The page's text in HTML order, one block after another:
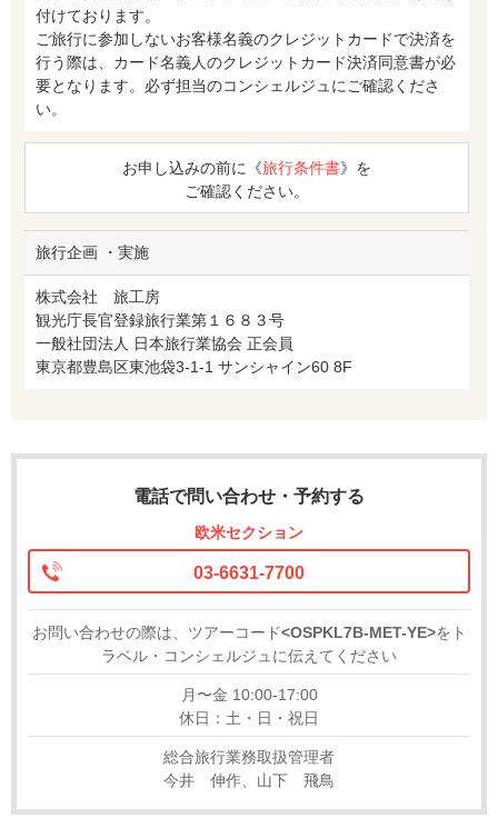
付けております。
ご旅行に参加しないお客様名義のクレジットカードで決済を
行う際は、カード名義人のクレジットカード決済同意書が必
要となります。必ず担当のコンシェルジュにご確認くださ
い。
お申し込みの前に《旅行条件書》を
ご確認ください。
旅行企画 ・実施
株式会社 旅工房
観光庁長官登録旅行業第１６８３号
一般社団法人 日本旅行業協会 正会員
東京都豊島区東池袋3-1-1 サンシャイン60 8F
電話で問い合わせ・予約する
欧米セクション
03-6631-7700
お問い合わせの際は、ツアーコード<OSPKL7B-MET-YE>をト
ラベル・コンシェルジュに伝えてください
月〜金 10:00-17:00
休日：土・日・祝日
総合旅行業務取扱管理者
今井 伸作、山下 飛鳥